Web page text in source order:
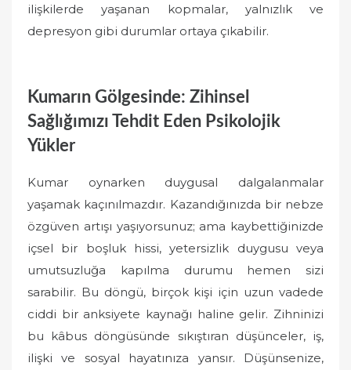
ilişkilerde yaşanan kopmalar, yalnızlık ve
depresyon gibi durumlar ortaya çıkabilir.
Kumarın Gölgesinde: Zihinsel
Sağlığımızı Tehdit Eden Psikolojik
Yükler
Kumar oynarken duygusal dalgalanmalar
yaşamak kaçınılmazdır. Kazandığınızda bir nebze
özgüven artışı yaşıyorsunuz; ama kaybettiğinizde
içsel bir boşluk hissi, yetersizlik duygusu veya
umutsuzluğa kapılma durumu hemen sizi
sarabilir. Bu döngü, birçok kişi için uzun vadede
ciddi bir anksiyete kaynağı haline gelir. Zihninizi
bu kâbus döngüsünde sıkıştıran düşünceler, iş,
ilişki ve sosyal hayatınıza yansır. Düşünsenize,